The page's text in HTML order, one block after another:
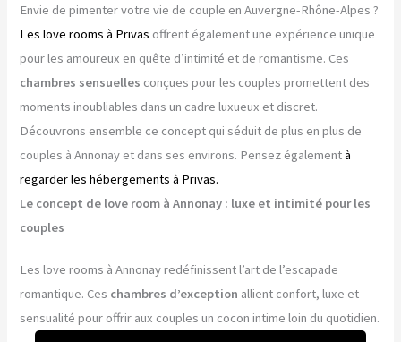
Envie de pimenter votre vie de couple en Auvergne-Rhône-Alpes ?
Les love rooms à Privas offrent également une expérience unique
pour les amoureux en quête d’intimité et de romantisme. Ces
chambres sensuelles conçues pour les couples promettent des
moments inoubliables dans un cadre luxueux et discret.
Découvrons ensemble ce concept qui séduit de plus en plus de
couples à Annonay et dans ses environs. Pensez égalementà
regarder les hébergements à Privas.
Le concept de love room à Annonay : luxe et intimité pour les
couples
Les love rooms à Annonay redéfinissent l’art de l’escapade
romantique. Ces chambres d’exception allient confort, luxe et
sensualité pour offrir aux couples un cocon intime loin du quotidien.